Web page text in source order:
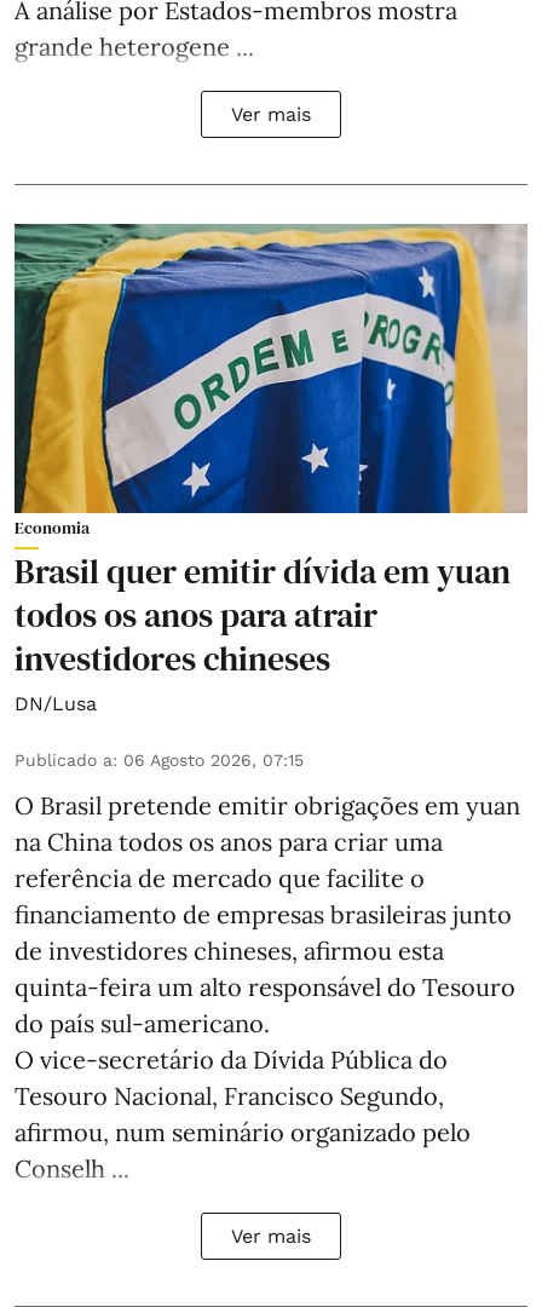
A análise por Estados‑membros mostra
grande heterogene ...
Ver mais
Economia
Brasil quer emitir dívida em yuan
todos os anos para atrair
investidores chineses
DN/Lusa
Publicado a: 06 Agosto 2026, 07:15
O Brasil pretende emitir obrigações em yuan
na China todos os anos para criar uma
referência de mercado que facilite o
financiamento de empresas brasileiras junto
de investidores chineses, afirmou esta
quinta-feira um alto responsável do Tesouro
do país sul-americano.
O vice-secretário da Dívida Pública do
Tesouro Nacional, Francisco Segundo,
afirmou, num seminário organizado pelo
Conselh ...
Ver mais